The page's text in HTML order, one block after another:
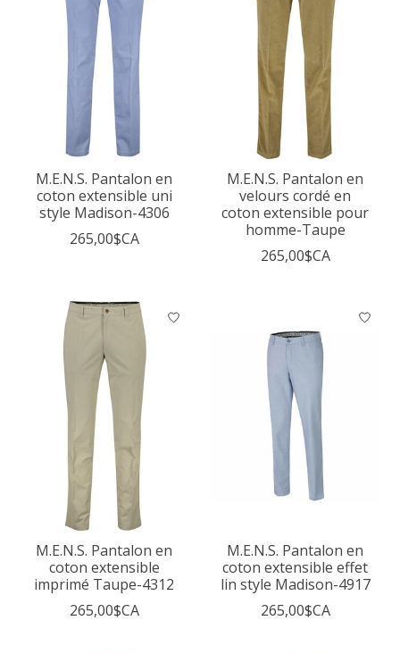
M.E.N.S. Pantalon en
coton extensible uni
style Madison-4306
265,00$CA
M.E.N.S. Pantalon en
velours cordé en
coton extensible pour
homme-Taupe
265,00$CA
M.E.N.S. Pantalon en
coton extensible
imprimé Taupe-4312
265,00$CA
M.E.N.S. Pantalon en
coton extensible effet
lin style Madison-4917
265,00$CA